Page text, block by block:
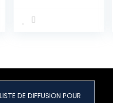
DE DIFFUSION POUR